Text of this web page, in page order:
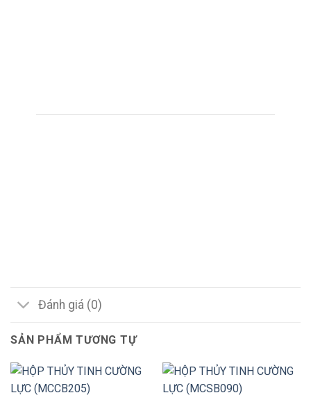
Đánh giá (0)
SẢN PHẨM TƯƠNG TỰ